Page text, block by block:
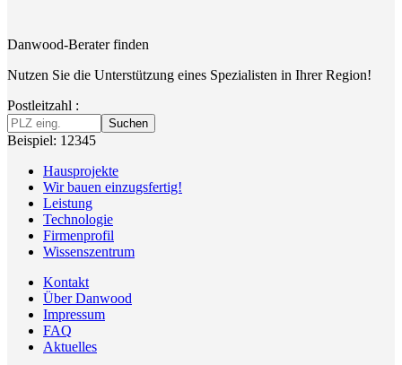
Danwood-Berater finden
Nutzen Sie die Unterstützung eines Spezialisten in Ihrer Region!
Postleitzahl :
Suchen
Beispiel: 12345
Hausprojekte
Wir bauen einzugsfertig!
Leistung
Technologie
Firmenprofil
Wissenszentrum
Kontakt
Über Danwood
Impressum
FAQ
Aktuelles